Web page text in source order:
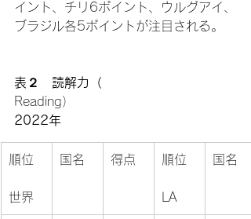
イント、チリ6ポイント、ウルグアイ、
ブラジル各5ポイントが注目される。
表２　読解力（
Reading）
2022年
順位
世界
国名 得点 順位
LA
国名